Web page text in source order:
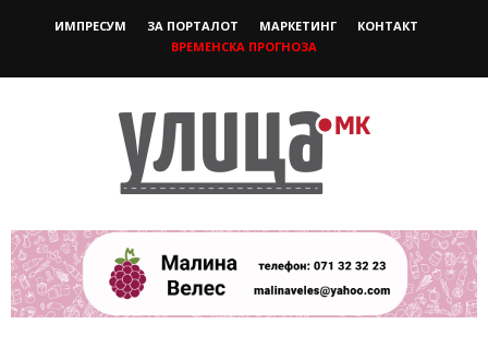
ИМПРЕСУМ ЗА ПОРТАЛОТ МАРКЕТИНГ
КОНТАКТ
ВРЕМЕНСКА ПРОГНОЗА